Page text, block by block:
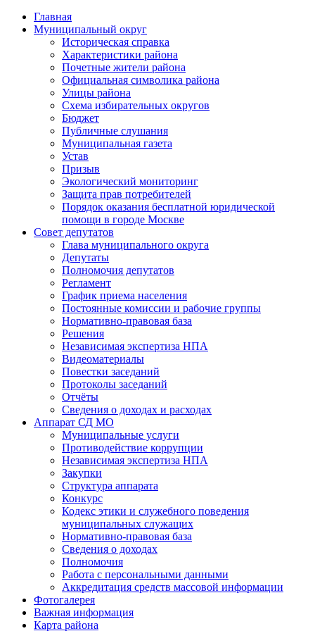
Главная
Муниципальный округ
Историческая справка
Характеристики района
Почетные жители района
Официальная символика района
Улицы района
Схема избирательных округов
Бюджет
Публичные слушания
Муниципальная газета
Устав
Призыв
Экологический мониторинг
Защита прав потребителей
Порядок оказания бесплатной юридической
помощи в городе Москве
Совет депутатов
Глава муниципального округа
Депутаты
Полномочия депутатов
Регламент
График приема населения
Постоянные комиссии и рабочие группы
Нормативно-правовая база
Решения
Независимая экспертиза НПА
Видеоматериалы
Повестки заседаний
Протоколы заседаний
Отчёты
Сведения о доходах и расходах
Аппарат СД МО
Муниципальные услуги
Противодействие коррупции
Независимая экспертиза НПА
Закупки
Структура аппарата
Конкурс
Кодекс этики и служебного поведения
муниципальных служащих
Нормативно-правовая база
Сведения о доходах
Полномочия
Работа с персональными данными
Аккредитация средств массовой информации
Фотогалерея
Важная информация
Карта района